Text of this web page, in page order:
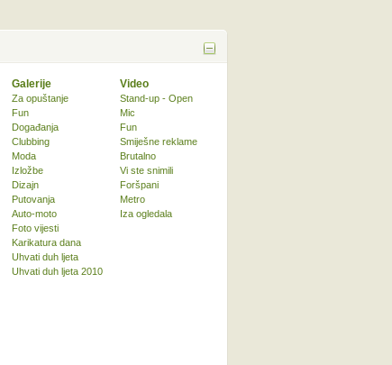
Galerije
Za opuštanje
Fun
Događanja
Clubbing
Moda
Izložbe
Dizajn
Putovanja
Auto-moto
Foto vijesti
Karikatura dana
Uhvati duh ljeta
Uhvati duh ljeta 2010
Video
Stand-up - Open
Mic
Fun
Smiješne reklame
Brutalno
Vi ste snimili
Foršpani
Metro
Iza ogledala